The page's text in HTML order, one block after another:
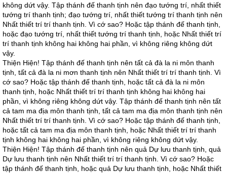
không dứt vậy. Tập thánh đế thanh tịnh nên đạo tướng trí, nhất thiết
tướng trí thanh tịnh; đạo tướng trí, nhất thiết tướng trí thanh tịnh nên
Nhất thiết trí trí thanh tịnh. Vì cớ sao? Hoặc tập thánh đế thanh tịnh,
hoặc đạo tướng trí, nhất thiết tướng trí thanh tịnh, hoặc Nhất thiết trí
trí thanh tịnh không hai không hai phần, vì không riêng không dứt
vậy.
Thiện Hiện! Tập thánh đế thanh tịnh nên tất cả đà la ni môn thanh
tịnh, tất cả đà la ni mơn thanh tịnh nên Nhất thiết trí trí thanh tịnh. Vì
cớ sao? Hoặc tập thánh đế thanh tịnh, hoặc tất cả đà la ni môn
thanh tịnh, hoặc Nhất thiết trí trí thanh tịnh không hai không hai
phần, vì không riêng không dứt vậy. Tập thánh đế thanh tịnh nên tất
cả tam ma địa môn thanh tịnh, tất cả tam ma địa môn thanh tịnh nên
Nhất thiết trí trí thanh tịnh. Vì cớ sao? Hoặc tập thánh đế thanh tịnh,
hoặc tất cả tam ma địa môn thanh tịnh, hoặc Nhất thiết trí trí thanh
tịnh không hai không hai phần, vì không riêng không dứt vậy.
Thiện Hiện! Tập thánh đế thanh tịnh nên quả Dự lưu thanh tịnh, quả
Dự lưu thanh tịnh nên Nhất thiết trí trí thanh tịnh. Vì cớ sao? Hoặc
tập thánh đế thanh tịnh, hoặc quả Dự lưu thanh tịnh, hoặc Nhất thiết